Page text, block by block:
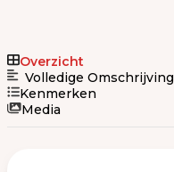
Overzicht
Volledige Omschrijving
Kenmerken
Media